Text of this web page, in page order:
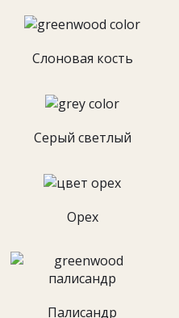
Слоновая кость
Серый светлый
Орех
Палисандр